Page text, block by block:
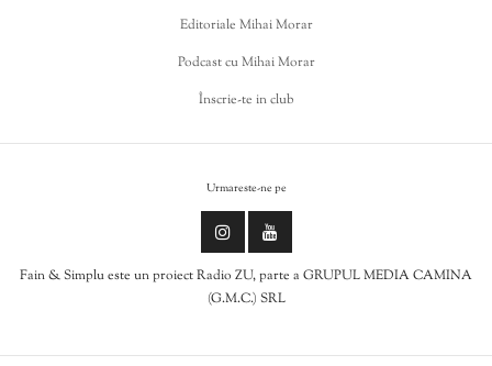
Editoriale Mihai Morar
Podcast cu Mihai Morar
Înscrie-te in club
Urmareste-ne pe
Fain & Simplu este un proiect Radio ZU, parte a GRUPUL MEDIA CAMINA
(G.M.C.) SRL